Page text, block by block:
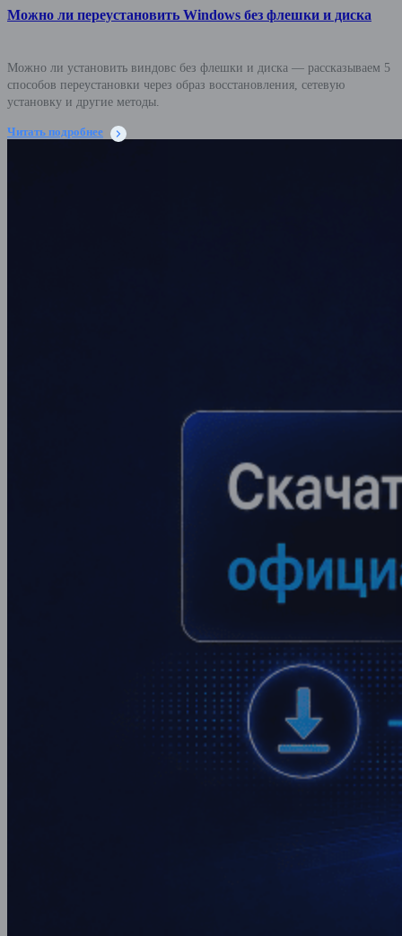
Можно ли переустановить Windows без флешки и диска
Можно ли установить виндовс без флешки и диска — рассказываем 5
способов переустановки через образ восстановления, сетевую
установку и другие методы.
Читать подробнее